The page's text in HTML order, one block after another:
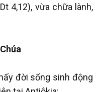
4,12), vừa chữa lành,
đời sống sinh động